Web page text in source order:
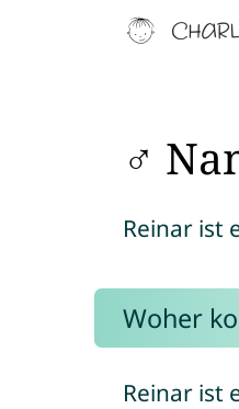
♂
Reinar ist
Woher
Reinar ist